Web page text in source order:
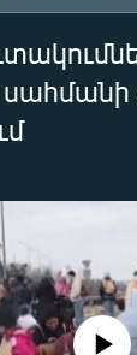
2026
source